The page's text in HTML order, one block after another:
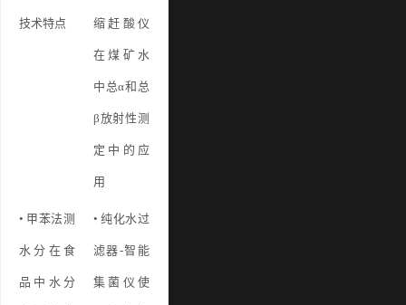
技术特点 缩赶酸仪
在煤矿水
中总α和总
β放射性测
定中的应
用
• 甲苯法测
水分在食
品中水分
• 纯化水过
滤器-智能
集菌仪使